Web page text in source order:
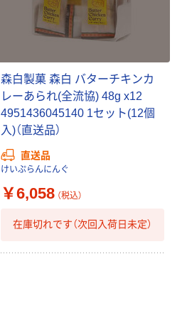
森白製菓 森白 バターチキンカ
レーあられ(全流協) 48g x12
4951436045140 1セット(12個
入)（直送品）
直送品
けいぷらんにんぐ
￥6,058 （税込）
在庫切れです（次回入荷日未定）